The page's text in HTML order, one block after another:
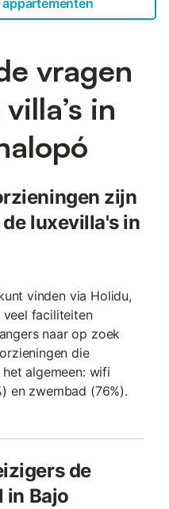
vragen
in
zijn
luxevilla's in
vinden via Holidu,
faciliteiten
naar op zoek
die
algemeen: wifi
en zwembad (76%).
de
in Bajo